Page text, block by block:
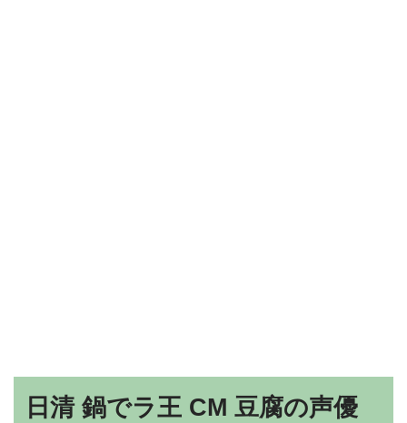
日清 鍋でラ王 CM 豆腐の声優